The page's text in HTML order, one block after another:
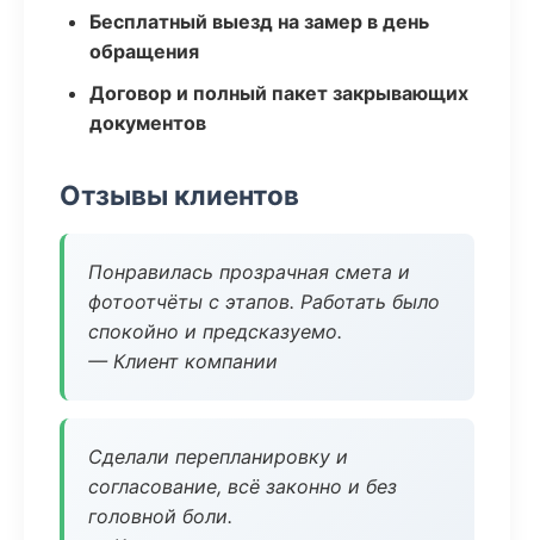
Бесплатный выезд на замер в день
обращения
Договор и полный пакет закрывающих
документов
Отзывы клиентов
Понравилась прозрачная смета и
фотоотчёты с этапов. Работать было
спокойно и предсказуемо.
— Клиент компании
Сделали перепланировку и
согласование, всё законно и без
головной боли.